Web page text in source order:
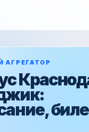
АГРЕГАТОР